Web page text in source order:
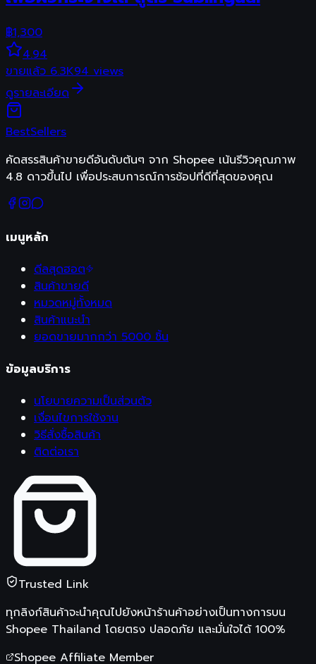
฿1,300
4.94
ขายแล้ว 6.3K94 views
ดูรายละเอียด
BestSellers
คัดสรรสินค้าขายดีอันดับต้นๆ จาก Shopee เน้นรีวิวคุณภาพ
4.8 ดาวขึ้นไป เพื่อประสบการณ์การช้อปที่ดีที่สุดของคุณ
เมนูหลัก
ดีลสุดฮอต
สินค้าขายดี
หมวดหมู่ทั้งหมด
สินค้าแนะนำ
ยอดขายมากกว่า 5000 ชิ้น
ข้อมูลบริการ
นโยบายความเป็นส่วนตัว
เงื่อนไขการใช้งาน
วิธีสั่งซื้อสินค้า
ติดต่อเรา
Trusted Link
ทุกลิงก์สินค้าจะนำคุณไปยังหน้าร้านค้าอย่างเป็นทางการบน
Shopee Thailand โดยตรง ปลอดภัย และมั่นใจได้ 100%
Shopee Affiliate Member